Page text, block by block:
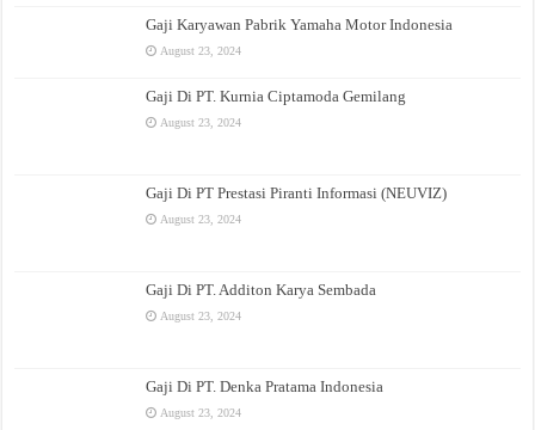
Gaji Karyawan Pabrik Yamaha Motor Indonesia
August 23, 2024
Gaji Di PT. Kurnia Ciptamoda Gemilang
August 23, 2024
Gaji Di PT Prestasi Piranti Informasi (NEUVIZ)
August 23, 2024
Gaji Di PT. Additon Karya Sembada
August 23, 2024
Gaji Di PT. Denka Pratama Indonesia
August 23, 2024